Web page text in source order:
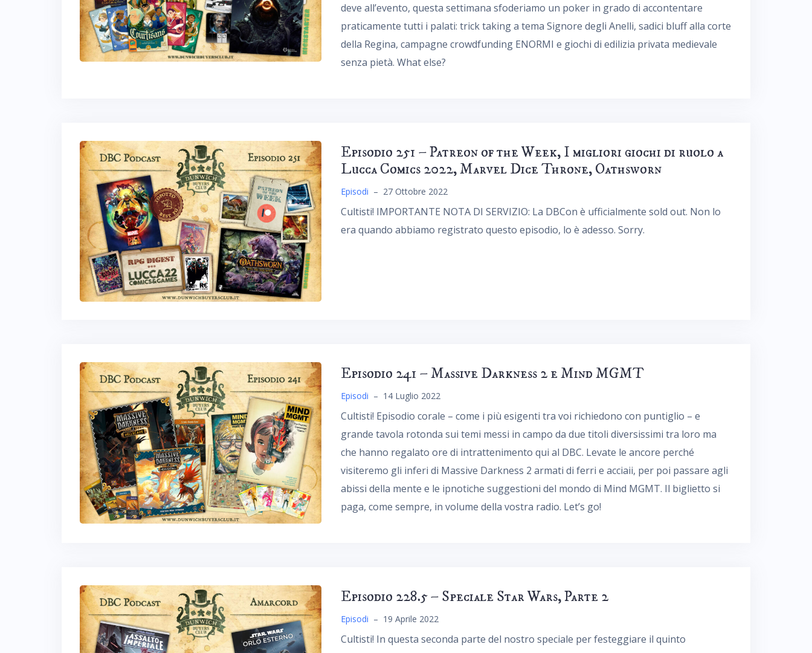
deve all’evento, questa settimana sfoderiamo un poker in grado di accontentare
praticamente tutti i palati: trick taking a tema Signore degli Anelli, sadici bluff alla corte
della Regina, campagne crowdfunding ENORMI e giochi di edilizia privata medievale
senza pietà. What else?
Episodio 251 – Patreon of the Week, I migliori giochi di ruolo a
Lucca Comics 2022, Marvel Dice Throne, Oathsworn
Episodi – 27 Ottobre 2022
Cultisti! IMPORTANTE NOTA DI SERVIZIO: La DBCon è ufficialmente sold out. Non lo
era quando abbiamo registrato questo episodio, lo è adesso. Sorry.
Episodio 241 – Massive Darkness 2 e Mind MGMT
Episodi – 14 Luglio 2022
Cultisti! Episodio corale – come i più esigenti tra voi richiedono con puntiglio – e
grande tavola rotonda sui temi messi in campo da due titoli diversissimi tra loro ma
che hanno regalato ore di intrattenimento qui al DBC. Levate le ancore perché
visiteremo gli inferi di Massive Darkness 2 armati di ferri e acciaii, per poi passare agli
abissi della mente e le ipnotiche suggestioni del mondo di Mind MGMT. Il biglietto si
paga, come sempre, in volume della vostra radio. Let’s go!
Episodio 228.5 – Speciale Star Wars, Parte 2
Episodi – 19 Aprile 2022
Cultisti! In questa seconda parte del nostro speciale per festeggiare il quinto